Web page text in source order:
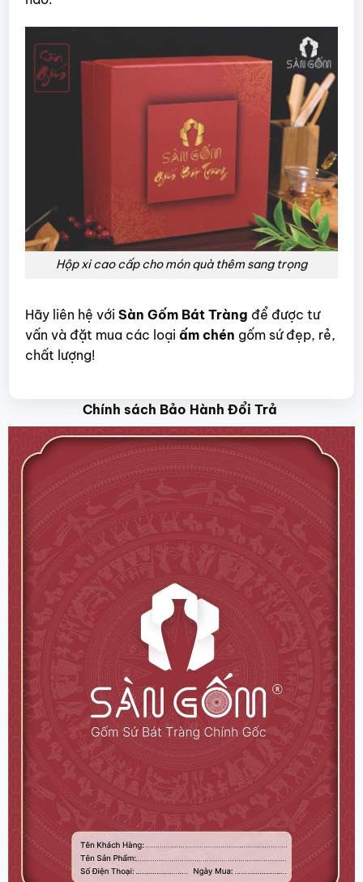
Hộp xi cao cấp cho món quà thêm sang trọng
Hãy liên hệ với Sàn Gốm Bát Tràng để được tư
vấn và đặt mua các loại ấm chén gốm sứ đẹp, rẻ,
chất lượng!
Chính sách Bảo Hành Đổi Trả